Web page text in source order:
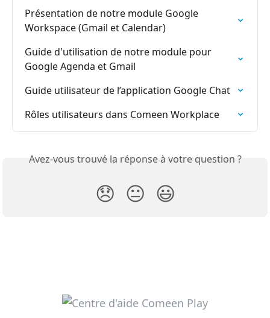
Présentation de notre module Google
Workspace (Gmail et Calendar)
Guide d'utilisation de notre module pour
Google Agenda et Gmail
Guide utilisateur de l’application Google Chat
Rôles utilisateurs dans Comeen Workplace
Avez-vous trouvé la réponse à votre question ?
😞 😐 😃